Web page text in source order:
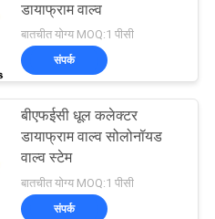
डायाफ्राम वाल्व
बातचीत योग्य MOQ:1 पीसी
संपर्क
बीएफईसी धूल कलेक्टर
डायाफ्राम वाल्व सोलोनॉयड
वाल्व स्टेम
बातचीत योग्य MOQ:1 पीसी
संपर्क